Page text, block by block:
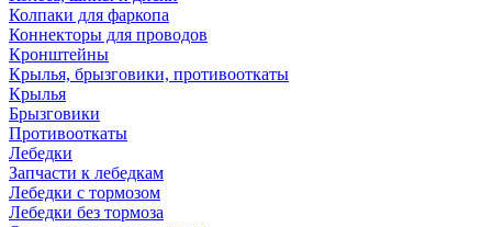
Колпаки для фаркопа
Коннекторы для проводов
Кронштейны
Крылья, брызговики, противооткаты
Крылья
Брызговики
Противооткаты
Лебедки
Запчасти к лебедкам
Лебедки с тормозом
Лебедки без тормоза